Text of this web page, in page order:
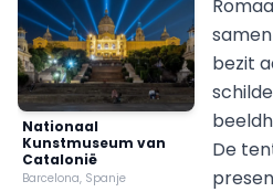
Nationaal
Kunstmuseum van
Catalonië
Barcelona, Spanje
bezit
De